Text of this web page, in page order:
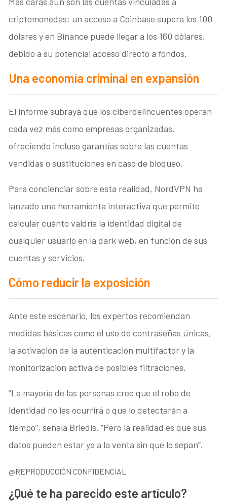
criptomonedas: un acceso a Coinbase supera los 100
dólares y en Binance puede llegar a los 160 dólares,
debido a su potencial acceso directo a fondos.
Una economía criminal en expansión
El informe subraya que los ciberdelincuentes operan
cada vez más como empresas organizadas,
ofreciendo incluso garantías sobre las cuentas
vendidas o sustituciones en caso de bloqueo.
Para concienciar sobre esta realidad, NordVPN ha
lanzado una herramienta interactiva que permite
calcular cuánto valdría la identidad digital de
cualquier usuario en la dark web, en función de sus
cuentas y servicios.
Cómo reducir la exposición
Ante este escenario, los expertos recomiendan
medidas básicas como el uso de contraseñas únicas,
la activación de la autenticación multifactor y la
monitorización activa de posibles filtraciones.
“La mayoría de las personas cree que el robo de
identidad no les ocurrirá o que lo detectarán a
tiempo”, señala Briedis. “Pero la realidad es que sus
datos pueden estar ya a la venta sin que lo sepan”.
@REPRODUCCIÓN CONFIDENCIAL
¿Qué te ha parecido este artículo?